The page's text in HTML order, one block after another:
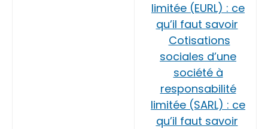
limitée (EURL) : ce
qu’il faut savoir
Cotisations
sociales d’une
société à
responsabilité
limitée (SARL) : ce
qu’il faut savoir